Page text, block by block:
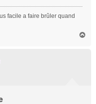
facile a faire brûler quand